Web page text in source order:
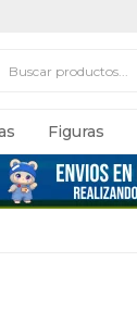
Figuras